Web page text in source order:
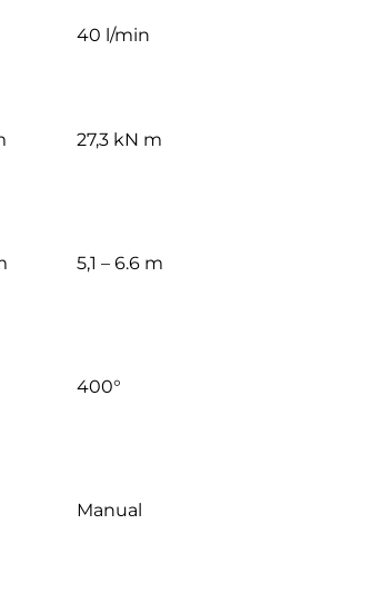
40 l/min
27,3 kN m
5,1 – 6.6 m
400°
Manual